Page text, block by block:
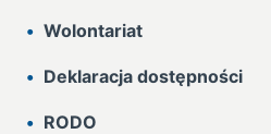
Wolontariat
Deklaracja dostępności
RODO